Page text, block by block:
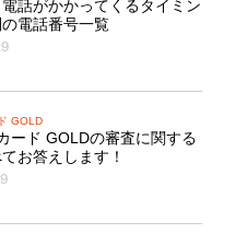
話がかかってくるタイミン
電話番号一覧
GOLD
ード GOLDの審査に関する
お答えします！